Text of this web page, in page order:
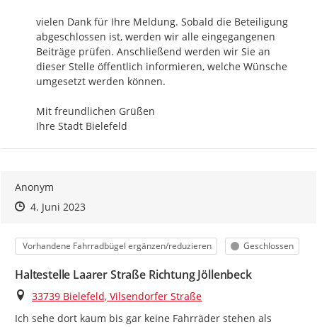
vielen Dank für Ihre Meldung. Sobald die Beteiligung
abgeschlossen ist, werden wir alle eingegangenen
Beiträge prüfen. Anschließend werden wir Sie an
dieser Stelle öffentlich informieren, welche Wünsche
umgesetzt werden können.
Mit freundlichen Grüßen
Ihre Stadt Bielefeld
Anonym
Zeitpunkt des Erstellens
Zeitpunkt des Erstellens
4. Juni 2023Zur Äußerung
Kategorie
Vorhandene Fahrradbügel ergänzen/reduzieren Status
Geschlossen
Haltestelle Laarer Straße Richtung Jöllenbeck
Ort
33739 Bielefeld, Vilsendorfer Straße
Ich sehe dort kaum bis gar keine Fahrräder stehen als